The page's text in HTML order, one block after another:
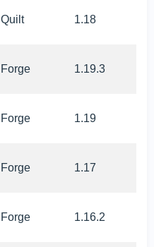
Quilt 1.18
Forge 1.19.3
Forge 1.19
Forge 1.17
Forge 1.16.2